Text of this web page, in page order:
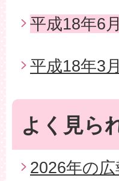
平成18年6
平成18年3
よく見ら
2026年の